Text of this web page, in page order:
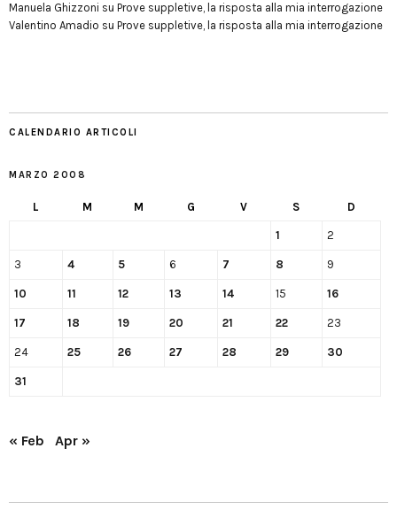
Manuela Ghizzoni su Prove suppletive, la risposta alla mia interrogazione
Valentino Amadio su Prove suppletive, la risposta alla mia interrogazione
CALENDARIO ARTICOLI
MARZO 2008
L M M G V S D
1 2
3 4 5 6 7 8 9
10 11 12 13 14 15 16
17 18 19 20 21 22 23
24 25 26 27 28 29 30
31
« Feb Apr »